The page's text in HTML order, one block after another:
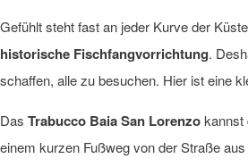
Gefühlt steht fast an jeder Kurve der
historische Fischfangvorrichtung.
schaffen, alle zu besuchen. Hier ist eine
Das Trabucco Baia San Lorenzokannst
einem kurzen Fußweg von der Straße